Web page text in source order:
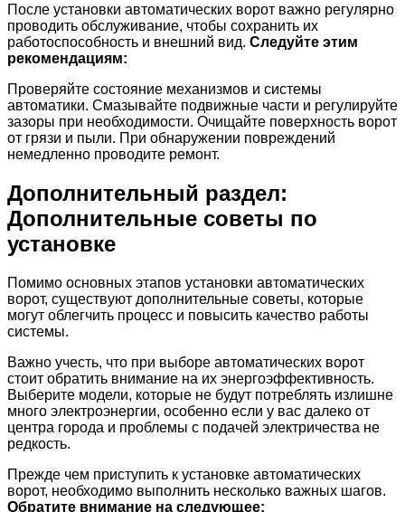
После установки автоматических ворот важно регулярно
проводить обслуживание, чтобы сохранить их
работоспособность и внешний вид. Следуйте этим
рекомендациям:
Проверяйте состояние механизмов и системы
автоматики. Смазывайте подвижные части и регулируйте
зазоры при необходимости. Очищайте поверхность ворот
от грязи и пыли. При обнаружении повреждений
немедленно проводите ремонт.
Дополнительный раздел:
Дополнительные советы по
установке
Помимо основных этапов установки автоматических
ворот, существуют дополнительные советы, которые
могут облегчить процесс и повысить качество работы
системы.
Важно учесть, что при выборе автоматических ворот
стоит обратить внимание на их энергоэффективность.
Выберите модели, которые не будут потреблять излишне
много электроэнергии, особенно если у вас далеко от
центра города и проблемы с подачей электричества не
редкость.
Прежде чем приступить к установке автоматических
ворот, необходимо выполнить несколько важных шагов.
Обратите внимание на следующее: